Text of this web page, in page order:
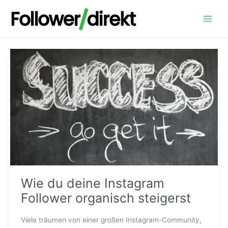
Inhalt
springen
Menu
Wie du deine Instagram
Follower organisch steigerst
Viele träumen von einer großen Instagram-Community,
Wie
du
deine
Instagram
Follower
organisch